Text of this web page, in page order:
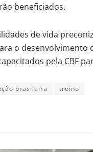
beneficiados.
de vida
o desenvolvimento
pela CBF
brasileira treino